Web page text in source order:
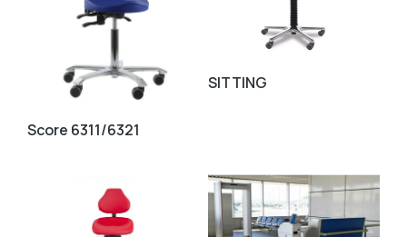
Score 6311/6321
SITTING